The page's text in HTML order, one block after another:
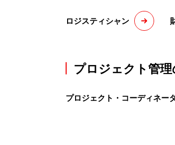
ロジスティシャン
プロジェクト管
プロジェクト・コーディネー